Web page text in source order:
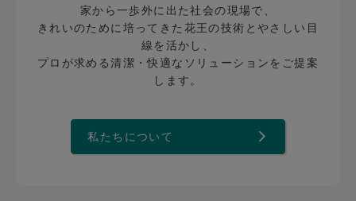
家から一歩外に出た社会の現場で、
きれいのために培ってきた花王の技術とやさしい目
線を活かし、
プロが求める清潔・快適なソリューションをご提案
します。
私たちについて